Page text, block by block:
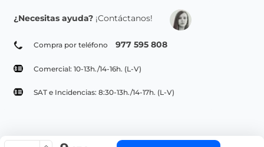
¿Necesitas ayuda? ¡Contáctanos!
Compra por teléfono 977 595 808
Comercial: 10-13h./14-16h. (L-V)
SAT e Incidencias: 8:30-13h./14-17h. (L-V)